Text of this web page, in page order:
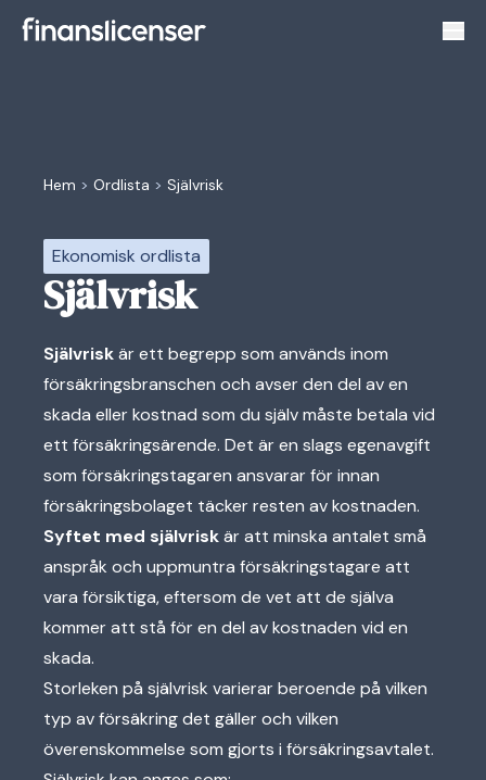
Hem > Ordlista > Självrisk
Ekonomisk ordlista
Självrisk
Självriskär ett begrepp som används inom
försäkringsbranschen och avser den del av en
skada eller kostnad som du själv måste betala vid
ett försäkringsärende. Det är en slags egenavgift
som försäkringstagaren ansvarar för innan
försäkringsbolaget täcker resten av kostnaden.
Syftet med självriskär att minska antalet små
anspråk och uppmuntra försäkringstagare att
vara försiktiga, eftersom de vet att de själva
kommer att stå för en del av kostnaden vid en
skada.
Storleken på självrisk varierar beroende på vilken
typ av försäkring det gäller och vilken
överenskommelse som gjorts i försäkringsavtalet.